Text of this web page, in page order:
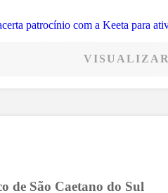
VISUALIZAR
de São Caetano do Sul